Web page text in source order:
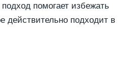
помогает избежать
действительно подходит в